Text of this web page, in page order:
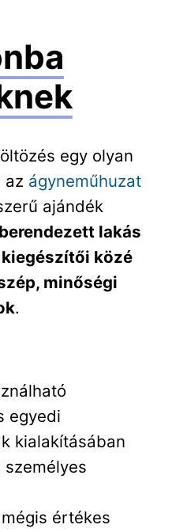
egy olyan
az ágyneműhuzat
ajándék
lakás
közé
minőségi
.
egyedi
kialakításában
személyes
értékes